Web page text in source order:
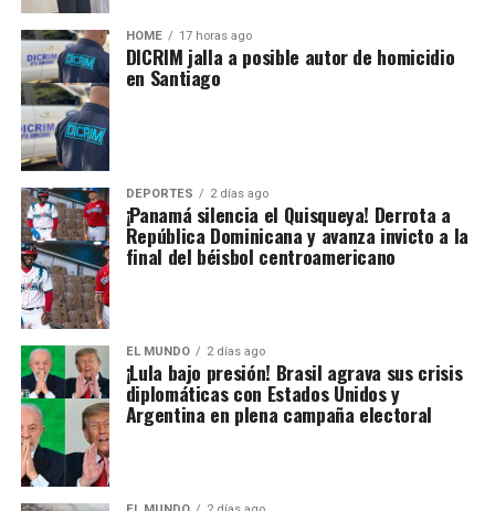
HOME 17 horas ago
DICRIM jalla a posible autor de homicidio
en Santiago
DEPORTES 2 días ago
¡Panamá silencia el Quisqueya! Derrota a
República Dominicana y avanza invicto a la
final del béisbol centroamericano
EL MUNDO 2 días ago
¡Lula bajo presión! Brasil agrava sus crisis
diplomáticas con Estados Unidos y
Argentina en plena campaña electoral